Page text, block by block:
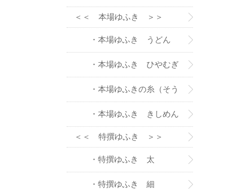
＜＜ 本場ゆふき ＞＞
・本場ゆふき うどん
・本場ゆふき ひやむぎ
・本場ゆふきの糸（そう
めん）
・本場ゆふき きしめん
＜＜ 特撰ゆふき ＞＞
・特撰ゆふき 太
・特撰ゆふき 細